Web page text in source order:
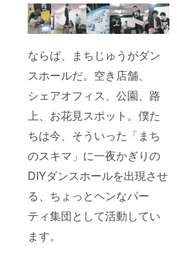
ならば、まちじゅうがダン
スホールだ。空き店舗、
シェアオフィス、公園、路
上、お花見スポット。僕た
ちは今、そういった「まち
のスキマ」に一夜かぎりの
DIYダンスホールを出現させ
る、ちょっとヘンなパー
ティ集団として活動してい
ます。